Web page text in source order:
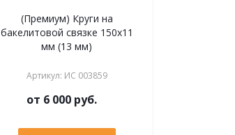
(Премиум) Круги на
бакелитовой связке 150х11
мм (13 мм)
Артикул: ИС 003859
от 6 000 руб.